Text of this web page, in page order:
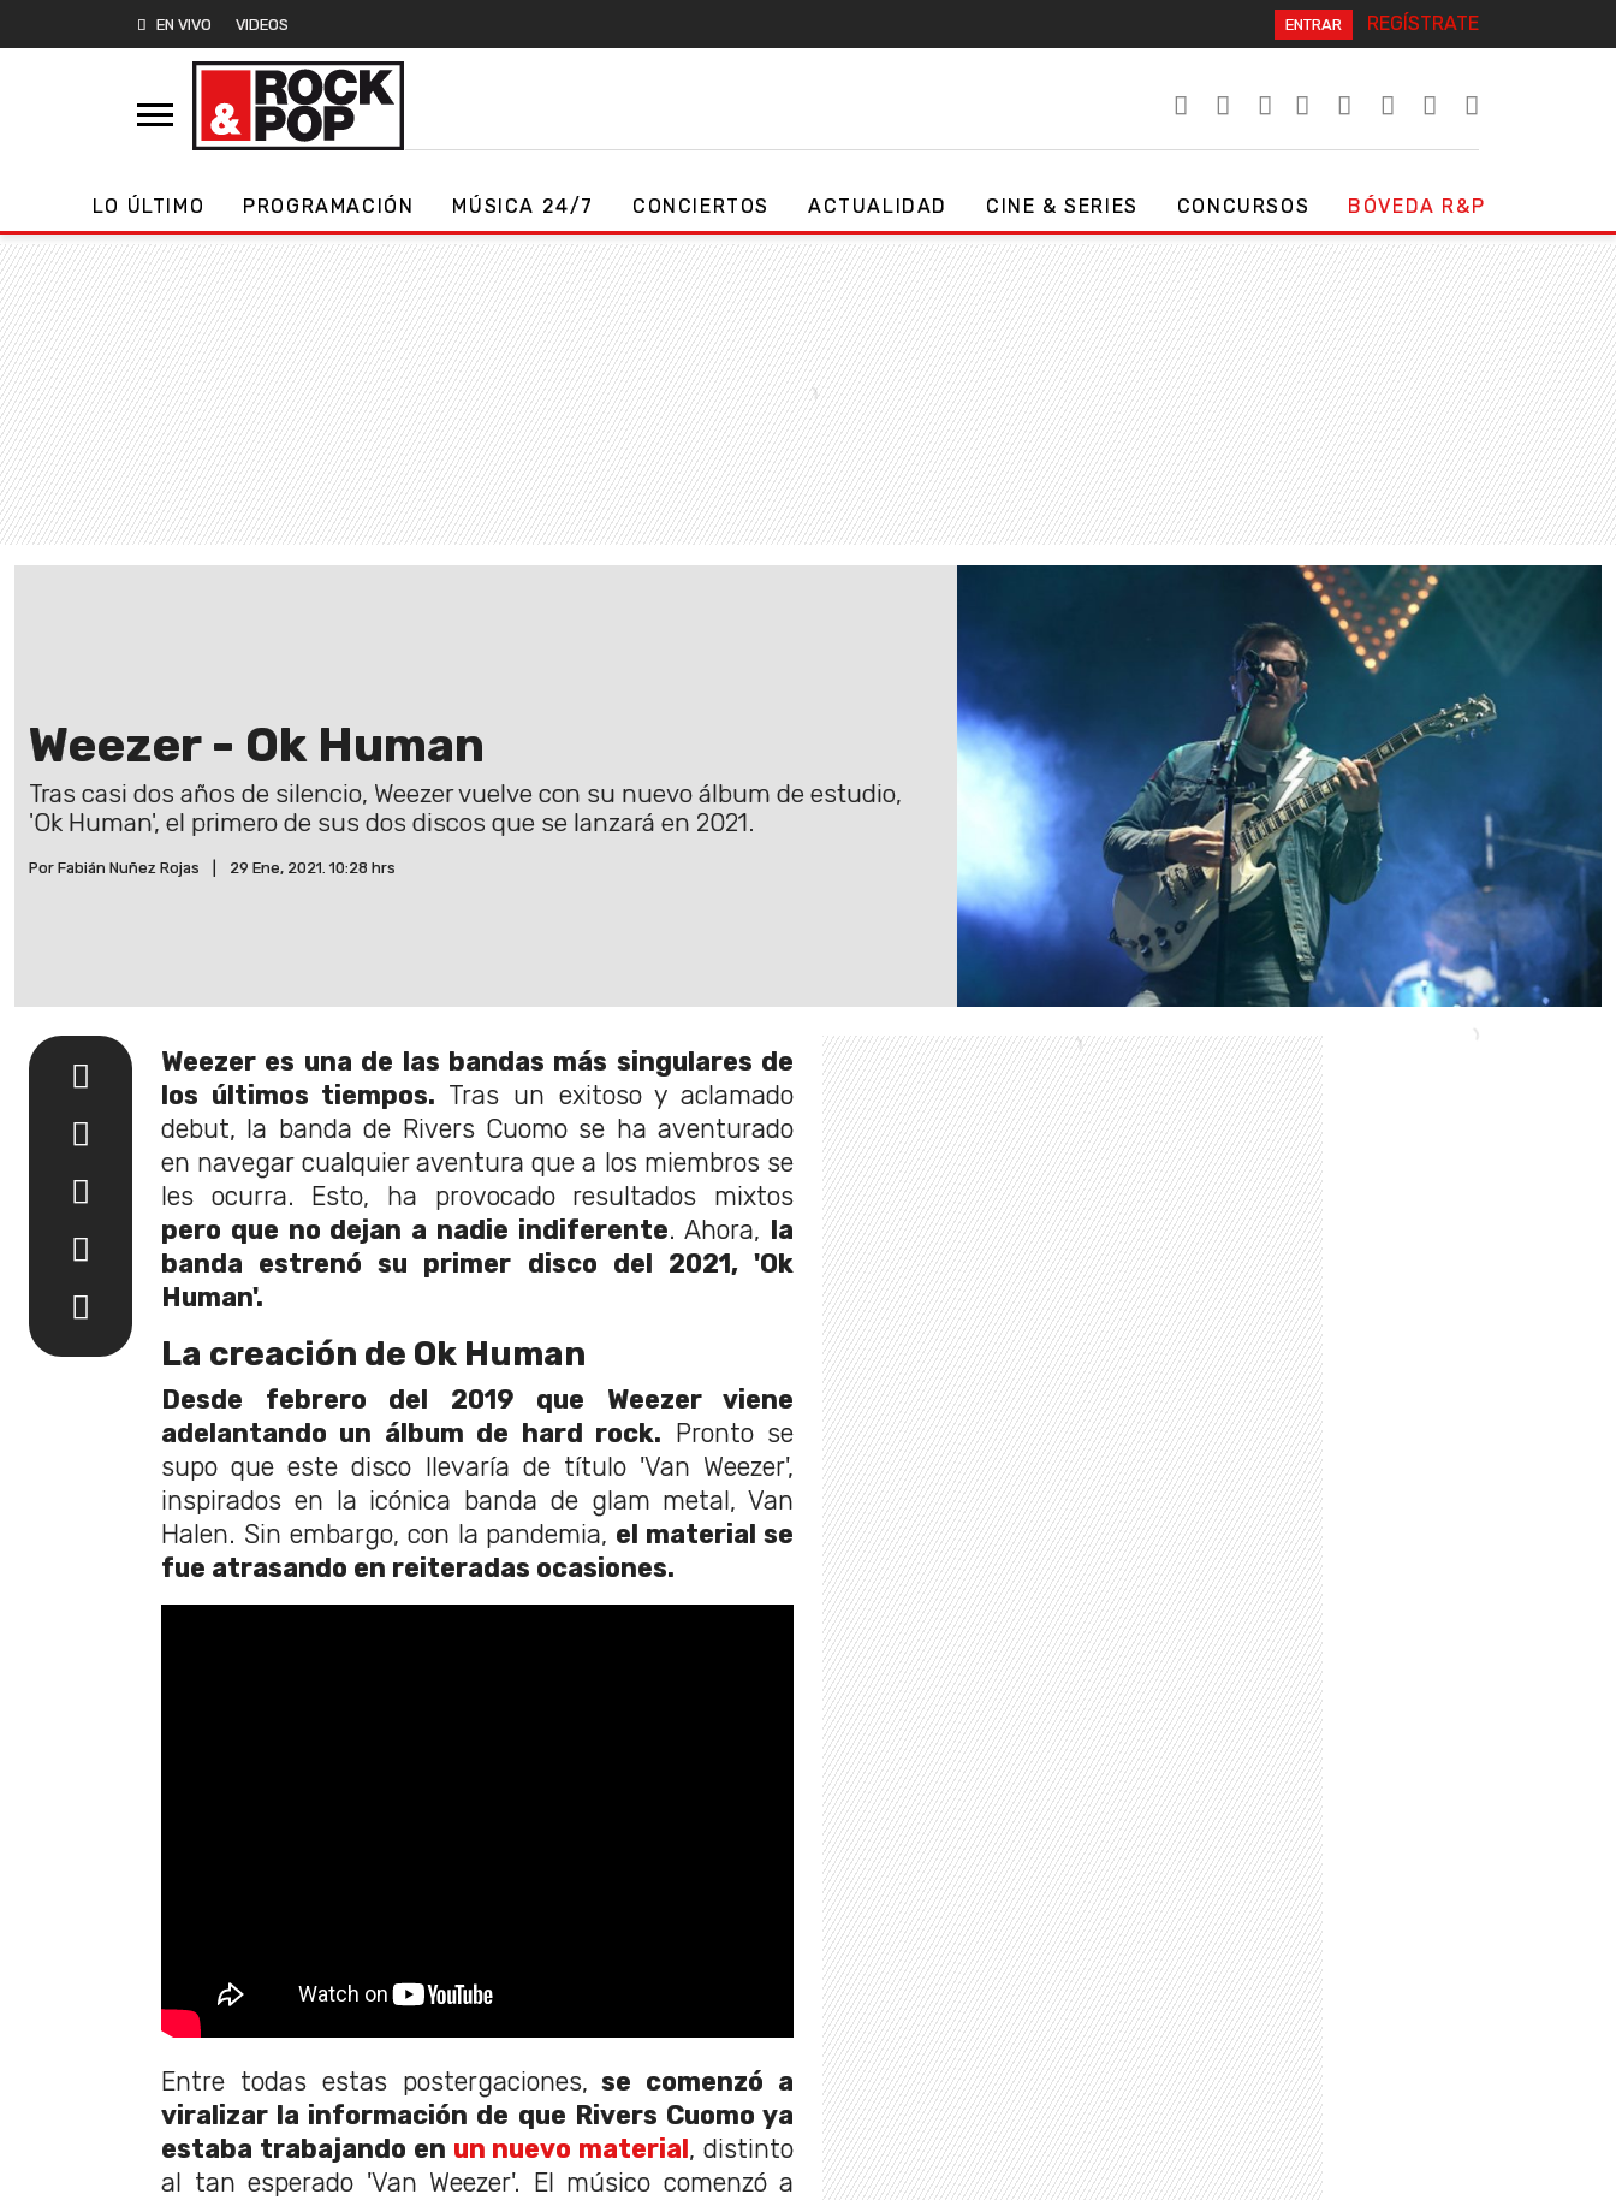
EN VIVO VIDEOS ENTRAR REGÍSTRATE
LO ÚLTIMO PROGRAMACIÓN MÚSICA 24/7 CONCIERTOS ACTUALIDAD CINE & SERIES CONCURSOS BÓVEDA R&P
Weezer - Ok Human
Tras casi dos años de silencio, Weezer vuelve con su nuevo álbum de estudio,
'Ok Human', el primero de sus dos discos que se lanzará en 2021.
Por Fabián Nuñez Rojas 29 Ene, 2021. 10:28 hrs
Weezer es una de las bandas más singulares de
los últimos tiempos. Tras un exitoso y aclamado
debut, la banda de Rivers Cuomo se ha aventurado
en navegar cualquier aventura que a los miembros se
les ocurra. Esto, ha provocado resultados mixtos
pero que no dejan a nadie indiferente. Ahora,
la
banda estrenó su primer disco del 2021, 'Ok
Human'.
La creación de Ok Human
Desde febrero del 2019 que Weezer viene
adelantando un álbum de hard rock. Pronto se
supo que este disco llevaría de título 'Van Weezer',
inspirados en la icónica banda de glam metal, Van
Halen. Sin embargo, con la pandemia, el material se
fue atrasando en reiteradas ocasiones.
Entre todas estas postergaciones, se comenzó a
viralizar la información de que Rivers Cuomo ya
estaba trabajando en un nuevo material , distinto
al tan esperado 'Van Weezer'. El músico comenzó a